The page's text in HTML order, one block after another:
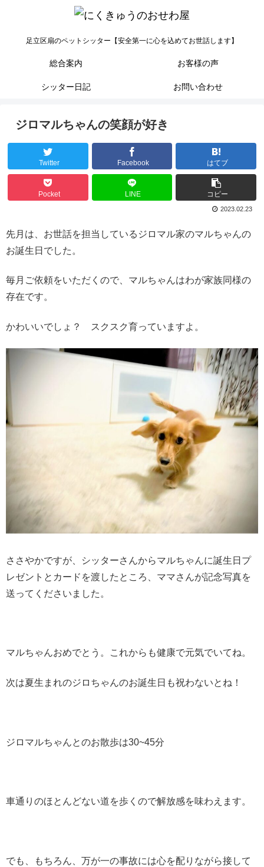
足立区扇のペットシッター【安全第一に心を込めてお世話します】
総合案内 お客様の声
シッター日記 お問い合わせ
ジロマルちゃんの笑顔が好き
Twitter Facebook はてブ
Pocket LINE コピー
2023.02.23
先月は、お世話を担当しているジロマル家のマルちゃんの
お誕生日でした。
毎月ご依頼をいただくので、マルちゃんはわが家族同様の
存在です。
かわいいでしょ？ スクスク育っていますよ。
ささやかですが、シッターさんからマルちゃんに誕生日プ
レゼントとカードを渡したところ、ママさんが記念写真を
送ってくださいました。
マルちゃんおめでとう。これからも健康で元気でいてね。
次は夏生まれのジロちゃんのお誕生日も祝わないとね！
ジロマルちゃんとのお散歩は30~45分
車通りのほとんどない道を歩くので解放感を味わえます。
でも、もちろん、万が一の事故には心を配りながら接して